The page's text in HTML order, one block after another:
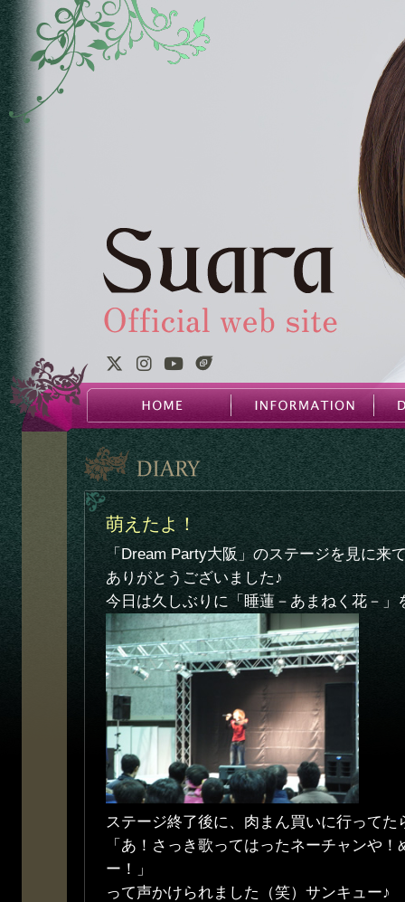
萌えたよ！
「Dream Party大阪」のステージを見に来
ありがとうございました♪
今日は久しぶりに「睡蓮－あまねく花－」
ステージ終了後に、肉まん買いに行ってた
「あ！さっき歌ってはったネーチャンや
ー！」
って声かけられました（笑）サンキュー♪